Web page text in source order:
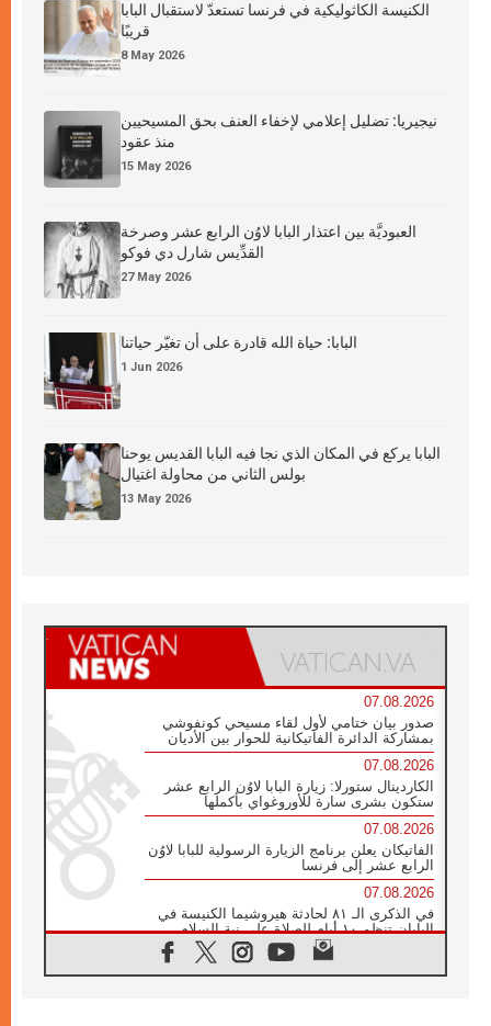
الكنيسة الكاثوليكية في فرنسا تستعدّ لاستقبال البابا
قريبًا
8 May 2026
نيجيريا: تضليل إعلامي لإخفاء العنف بحق المسيحيين
منذ عقود
15 May 2026
العبوديَّة بين اعتذار البابا لاوُن الرابع عشر وصرخة
القدِّيس شارل دي فوكو
27 May 2026
البابا: حياة الله قادرة على أن تغيّر حياتنا
1 Jun 2026
البابا يركع في المكان الذي نجا فيه البابا القديس يوحنا
بولس الثاني من محاولة اغتيال
13 May 2026
07.08.2026
صدور بيان ختامي لأول لقاء مسيحي كونفوشي
بمشاركة الدائرة الفاتيكانية للحوار بين الأديان
07.08.2026
الكاردينال ستورلا: زيارة البابا لاوُن الرابع عشر
ستكون بشرى سارة للأوروغواي بأكملها
07.08.2026
الفاتيكان يعلن برنامج الزيارة الرسولية للبابا لاوُن
الرابع عشر إلى فرنسا
07.08.2026
في الذكرى الـ ٨١ لحادثة هيروشيما الكنيسة في
اليابان تنظم ١٠ أيام للصلاة على نية السلام
الكنيسة في الأوروغواي: زيارة البابا ستعزز